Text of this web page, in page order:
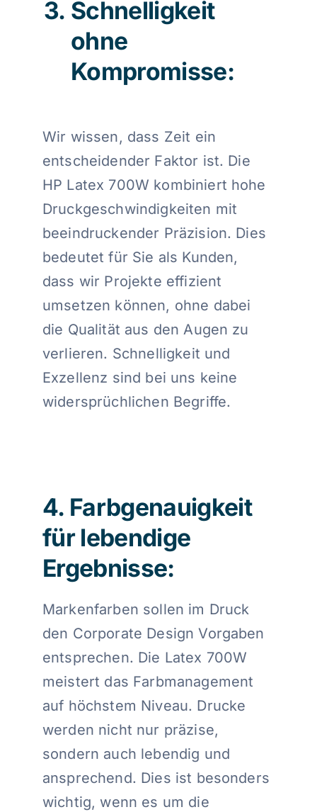
Schnelligkeit
ohne
Kompromisse:
Wir wissen, dass Zeit ein
entscheidender Faktor ist. Die
HP Latex 700W kombiniert hohe
Druckgeschwindigkeiten mit
beeindruckender Präzision. Dies
bedeutet für Sie als Kunden,
dass wir Projekte effizient
umsetzen können, ohne dabei
die Qualität aus den Augen zu
verlieren. Schnelligkeit und
Exzellenz sind bei uns keine
widersprüchlichen Begriffe.
4. Farbgenauigkeit
für lebendige
Ergebnisse:
Markenfarben sollen im Druck
den Corporate Design Vorgaben
entsprechen. Die Latex 700W
meistert das Farbmanagement
auf höchstem Niveau. Drucke
werden nicht nur präzise,
sondern auch lebendig und
ansprechend. Dies ist besonders
wichtig, wenn es um die